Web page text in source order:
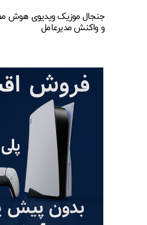
و واکنش مدیرعامل